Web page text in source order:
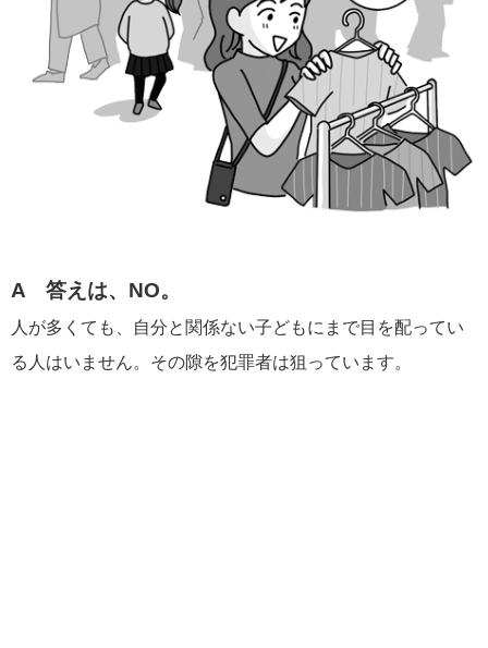
A 答えは、NO。
人が多くても、自分と関係ない子どもにまで目を配ってい
る人はいません。その隙を犯罪者は狙っています。